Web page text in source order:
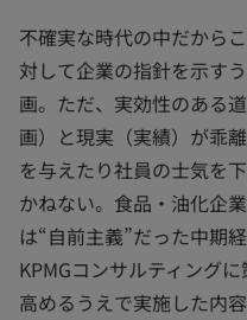
不確実な時代の中だから
対して企業の指針を示す
画。ただ、実効性のある
画）と現実（実績）が乖
を与えたり社員の士気を
かねない。食品・油化企
は“自前主義”だった中期
KPMGコンサルティング
高めるうえで実施した内